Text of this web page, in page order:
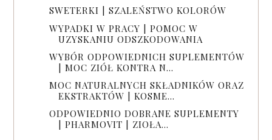
SWETERKI | SZALEŃSTWO KOLORÓW
WYPADKI W PRACY | POMOC W
UZYSKANIU ODSZKODOWANIA
WYBÓR ODPOWIEDNICH SUPLEMENTÓW
| MOC ZIÓŁ KONTRA N...
MOC NATURALNYCH SKŁADNIKÓW ORAZ
EKSTRAKTÓW | KOSME...
ODPOWIEDNIO DOBRANE SUPLEMENTY
| PHARMOVIT | ZIOŁA...